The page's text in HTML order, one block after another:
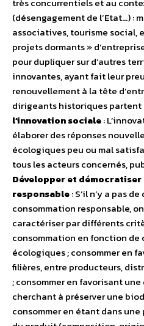
très concurrentiels et au
(désengagement de l’Etat…) :
associatives, tourisme social,
projets dormants »
pour dupliquer sur d’autres
innovantes, ayant fait leur
renouvellement à la tête
dirigeants historiques partent
l’innovation sociale:
élaborer des réponses
écologiques peu ou mal
tous les acteurs concernés,
Développer et
responsable: S’il n’y a pas
consommation responsable,
caractériser par différents
consommation en fonction de
écologiques ; consommer en
filières, entre producteurs,
; consommer en favorisant
cherchant à préserver une
consommer en étant dans